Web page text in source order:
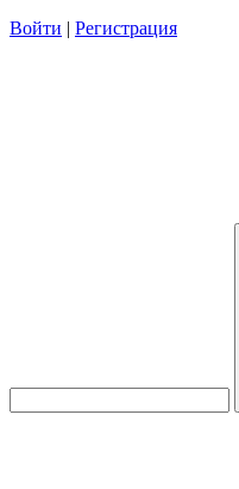
Войти | Регистрация